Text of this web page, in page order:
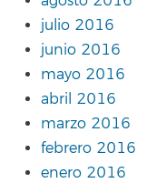
julio 2016
junio 2016
mayo 2016
abril 2016
marzo 2016
febrero 2016
enero 2016